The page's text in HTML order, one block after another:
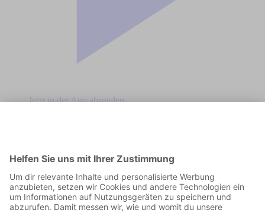
Jetzt in der App abspielen